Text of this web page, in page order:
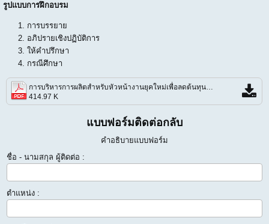
รูปแบบการฝึกอบรม
การบรรยาย
อภิปรายเชิงปฏิบัติการ
ให้คำปรึกษา
กรณีศึกษา
414.97 K
แบบฟอร์มติดต่อกลับ
คำอธิบายแบบฟอร์ม
ชื่อ - นามสกุล ผู้ติดต่อ :
ตำแหน่ง :